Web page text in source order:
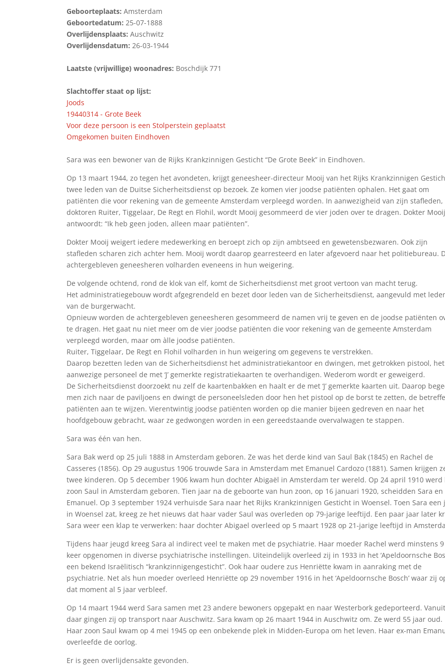
Geboorteplaats:Amsterdam
Geboortedatum:25-07-1888
Overlijdensplaats:Auschwitz
Overlijdensdatum:26-03-1944
Laatste (vrijwillige) woonadres: Boschdijk 771
Slachtoffer staat op lijst:
Joods
19440314 - Grote Beek
Voor deze persoon is een Stolperstein geplaatst
Omgekomen buiten Eindhoven
Sara was een bewoner van de Rijks Krankzinnigen Gesticht “De Grote Beek” in Eindhoven.
Op 13 maart 1944, zo tegen het avondeten, krijgt geneesheer-directeur Mooij van het Rijks Krankzinnigen
twee leden van de Duitse Sicherheitsdienst op bezoek. Ze komen vier joodse patiënten ophalen. Het gaat om
patiënten die voor rekening van de gemeente Amsterdam verpleegd worden. In aanwezigheid van zijn stafleden,
doktoren Ruiter, Tiggelaar, De Regt en Flohil, wordt Mooij gesommeerd de vier joden over te dragen. Dokter Mooij
antwoordt: “Ik heb geen joden, alleen maar patiënten”.
Dokter Mooij weigert iedere medewerking en beroept zich op zijn ambtseed en gewetensbezwaren. Ook zijn
stafleden scharen zich achter hem. Mooij wordt daarop gearresteerd en later afgevoerd naar het politiebureau.
achtergebleven geneesheren volharden eveneens in hun weigering.
De volgende ochtend, rond de klok van elf, komt de Sicherheitsdienst met groot vertoon van macht terug.
Het administratiegebouw wordt afgegrendeld en bezet door leden van de Sicherheitsdienst, aangevuld met
van de burgerwacht.
Opnieuw worden de achtergebleven geneesheren gesommeerd de namen vrij te geven en de joodse patiënten
te dragen. Het gaat nu niet meer om de vier joodse patiënten die voor rekening van de gemeente Amsterdam
verpleegd worden, maar om àlle joodse patiënten.
Ruiter, Tiggelaar, De Regt en Flohil volharden in hun weigering om gegevens te verstrekken.
Daarop bezetten leden van de Sicherheitsdienst het administratiekantoor en dwingen, met getrokken pistool, het
aanwezige personeel de met ‘J’ gemerkte registratiekaarten te overhandigen. Wederom wordt er geweigerd.
De Sicherheitsdienst doorzoekt nu zelf de kaartenbakken en haalt er de met ‘J’ gemerkte kaarten uit. Daarop
men zich naar de paviljoens en dwingt de personeelsleden door hen het pistool op de borst te zetten, de
patiënten aan te wijzen. Vierentwintig joodse patiënten worden op die manier bijeen gedreven en naar het
hoofdgebouw gebracht, waar ze gedwongen worden in een gereedstaande overvalwagen te stappen.
Sara was één van hen.
Sara Bak werd op 25 juli 1888 in Amsterdam geboren. Ze was het derde kind van Saul Bak (1845) en Rachel de
Casseres (1856). Op 29 augustus 1906 trouwde Sara in Amsterdam met Emanuel Cardozo (1881). Samen krijgen
twee kinderen. Op 5 december 1906 kwam hun dochter Abigaël in Amsterdam ter wereld. Op 24 april 1910 werd
zoon Saul in Amsterdam geboren. Tien jaar na de geboorte van hun zoon, op 16 januari 1920, scheidden Sara en
Emanuel. Op 3 september 1924 verhuisde Sara naar het Rijks Krankzinnigen Gesticht in Woensel. Toen Sara een
in Woensel zat, kreeg ze het nieuws dat haar vader Saul was overleden op 79-jarige leeftijd. Een paar jaar later
Sara weer een klap te verwerken: haar dochter Abigael overleed op 5 maart 1928 op 21-jarige leeftijd in
Tijdens haar jeugd kreeg Sara al indirect veel te maken met de psychiatrie. Haar moeder Rachel werd minstens 9
keer opgenomen in diverse psychiatrische instellingen. Uiteindelijk overleed zij in 1933 in het ‘Apeldoornsche
een bekend Israëlitisch “krankzinnigengesticht”. Ook haar oudere zus Henriëtte kwam in aanraking met de
psychiatrie. Net als hun moeder overleed Henriëtte op 29 november 1916 in het ‘Apeldoornsche Bosch’ waar zij
dat moment al 5 jaar verbleef.
Op 14 maart 1944 werd Sara samen met 23 andere bewoners opgepakt en naar Westerbork gedeporteerd. Vanuit
daar gingen zij op transport naar Auschwitz. Sara kwam op 26 maart 1944 in Auschwitz om. Ze werd 55 jaar oud.
Haar zoon Saul kwam op 4 mei 1945 op een onbekende plek in Midden-Europa om het leven. Haar ex-man
overleefde de oorlog.
Er is geen overlijdensakte gevonden.